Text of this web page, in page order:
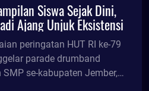
Siswa Sejak Dini,
Ajang Unjuk Eksistensi
peringatan HUT RI ke-79
parade drumband
se-kabupaten Jember,